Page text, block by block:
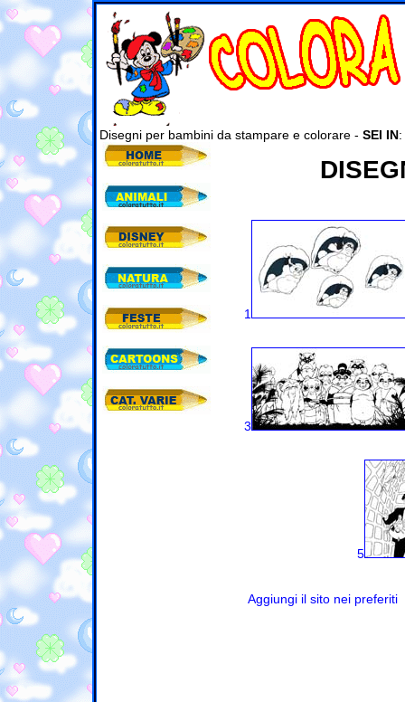
Disegni per bambini da stampare e colorare - SEI IN:
1
3
5
Aggiungi il sito nei preferiti